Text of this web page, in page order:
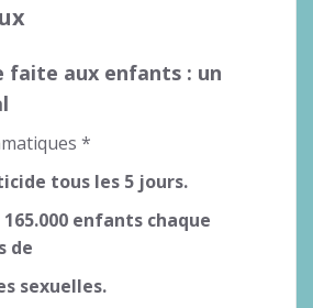
faite aux enfants : un
*
tous les 5 jours.
enfants chaque
de
sexuelles.